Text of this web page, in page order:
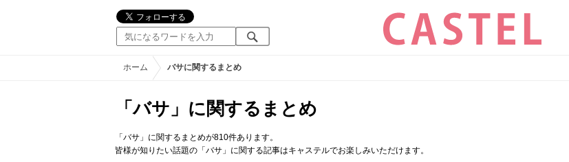
ホーム バサに関するまとめ
「バサ」に関するまとめ
「バサ」に関するまとめが810件あります。
皆様が知りたい話題の「バサ」に関する記事はキャステルでお楽しみいただけます。